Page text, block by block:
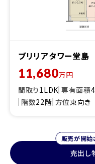
ブリリアタワー堂島
11,680万円
間取り1LDK 専有面積
階数22階 方位東向き
販売が開始
売出し